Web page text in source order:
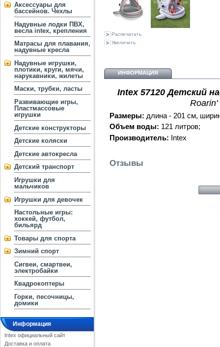
Аксессуары для
бассейнов. Чехлы
Надувные лодки ПВХ,
весла intex, крепления
Матрасы для плавания,
надувные кресла
Надувные игрушки,
плотики, круги, мячи,
нарукавники, жилеты
Маски, трубки, ласты
Развивающие игры,
Пластмассовые
игрушки
Детские конструкторы
Детские коляски
Детские автокресла
Детский транспорт
Игрушки для
мальчиков
Игрушки для девочек
Настольные игры:
хоккей, футбол,
бильярд
Товары для спорта
Зимний спорт
Сигвеи, смартвеи,
электробайки
Квадрокоптеры
Горки, песочницы,
домики
Информация
Intex официальный сайт
Доставка и оплата
Распечатать
Увеличить
ИНФОРМАЦИЯ
Intex 57120Детский
Roarin'
Размеры: длина - 201 см,
Объем воды: 121 литров ;
Производитель: Intex
Отзывы